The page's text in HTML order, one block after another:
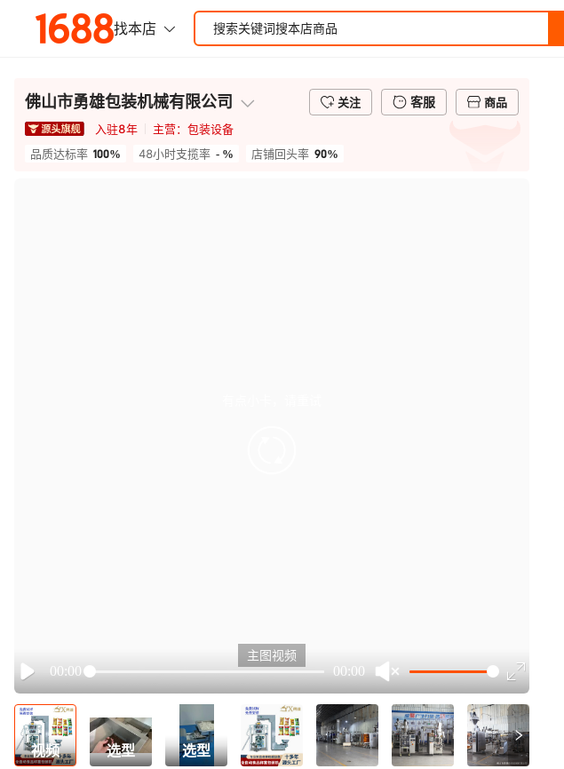
佛山市勇雄包装机械有限公司 关注 客服
商品
入驻8年 主营：包装设备
品质达标率 100% 48小时支揽率 - % 店铺回头率 90%
Play
00:00 00:00
主图视频
视频 选型 选型